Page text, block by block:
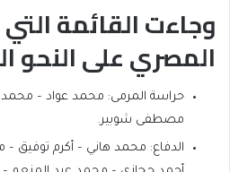
وجاءت القائمة التي
المصري على النحو
حراسة المرمى: محمد عواد –
مصطفى شوبير.
الدفاع: محمد هاني – أكرم